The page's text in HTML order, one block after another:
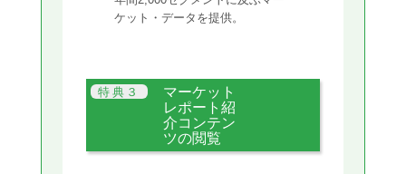
ケット・データを提供。
マーケット
レポート紹
介コンテン
ツの閲覧